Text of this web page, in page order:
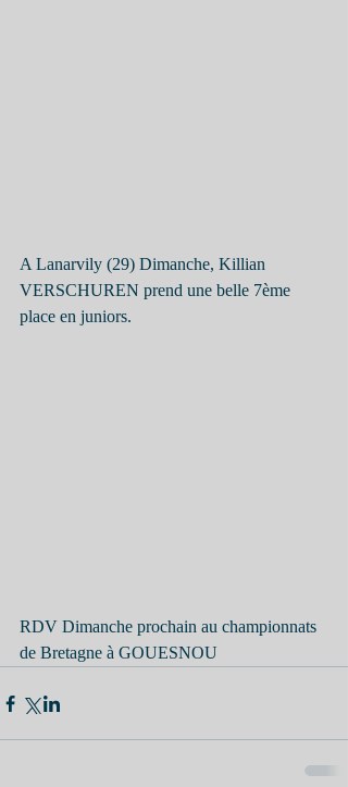
A Lanarvily (29) Dimanche, Killian
VERSCHUREN prend une belle 7ème
place en juniors.
RDV Dimanche prochain au championnats
de Bretagne à GOUESNOU